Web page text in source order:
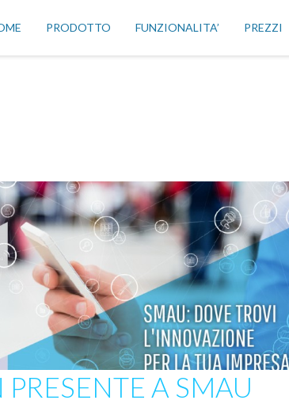
PRODOTTO FUNZIONALITA’ PREZZI
A SMAU